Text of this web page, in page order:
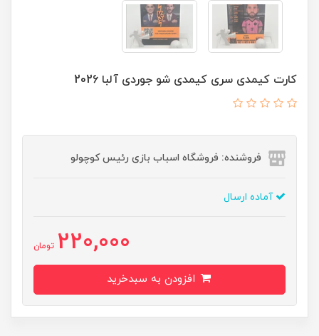
کارت کیمدی سری کیمدی شو جوردی آلبا 2026
فروشنده: فروشگاه اسباب بازی رئیس کوچولو
آماده ارسال
220,000 تومان